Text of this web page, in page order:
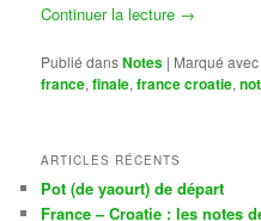
Continuer la lecture →
Publié dansNotes | Marqué avec
france,finale,france croatie,
ARTICLES RÉCENTS
Pot (de yaourt) de départ
France – Croatie : les notes